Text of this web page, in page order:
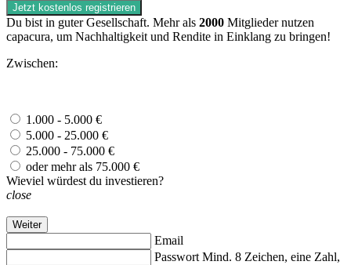
Jetzt kostenlos registrieren
Du bist in guter Gesellschaft. Mehr als 2000 Mitglieder nutzen
capacura, um Nachhaltigkeit und Rendite in Einklang zu bringen!
Zwischen:
1.000 - 5.000 €
5.000 - 25.000 €
25.000 - 75.000 €
oder mehr als 75.000 €
Wieviel würdest du investieren?
close
Weiter
Email
Passwort Mind. 8 Zeichen, eine Zahl,